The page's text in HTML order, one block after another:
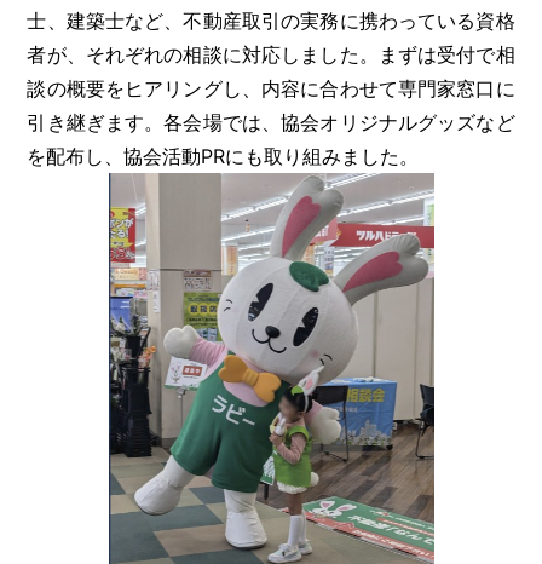
士、建築士など、不動産取引の実務に携わっている資格
者が、それぞれの相談に対応しました。まずは受付で相
談の概要をヒアリングし、内容に合わせて専門家窓口に
引き継ぎます。各会場では、協会オリジナルグッズなど
を配布し、協会活動PRにも取り組みました。